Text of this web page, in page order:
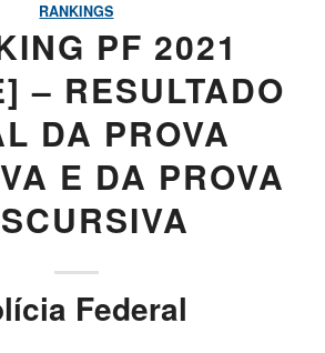
RANKINGS
PF 2021
– RESULTADO
DA PROVA
E DA PROVA
Federal